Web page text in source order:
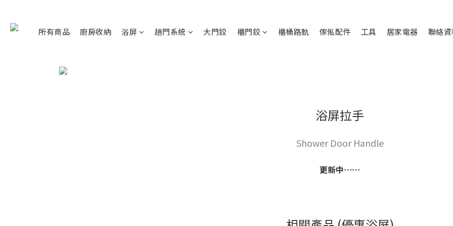
所有商品 廚房收納 浴屏 趟門系統 大門鉸 櫃門鉸 櫃桶路軌 傢俬配件 工具 居家電器 聯絡
浴屏拉手
Shower Door Handle
更新中⋯⋯